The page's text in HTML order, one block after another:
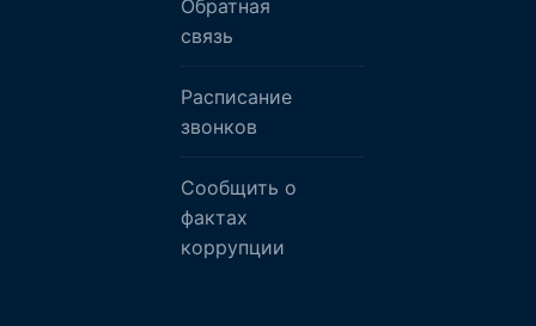
Обратная
связь
Расписание
звонков
Сообщить о
фактах
коррупции